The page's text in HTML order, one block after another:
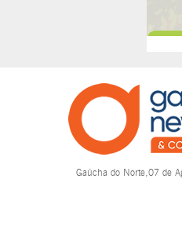
Gaúcha do Norte,07 de